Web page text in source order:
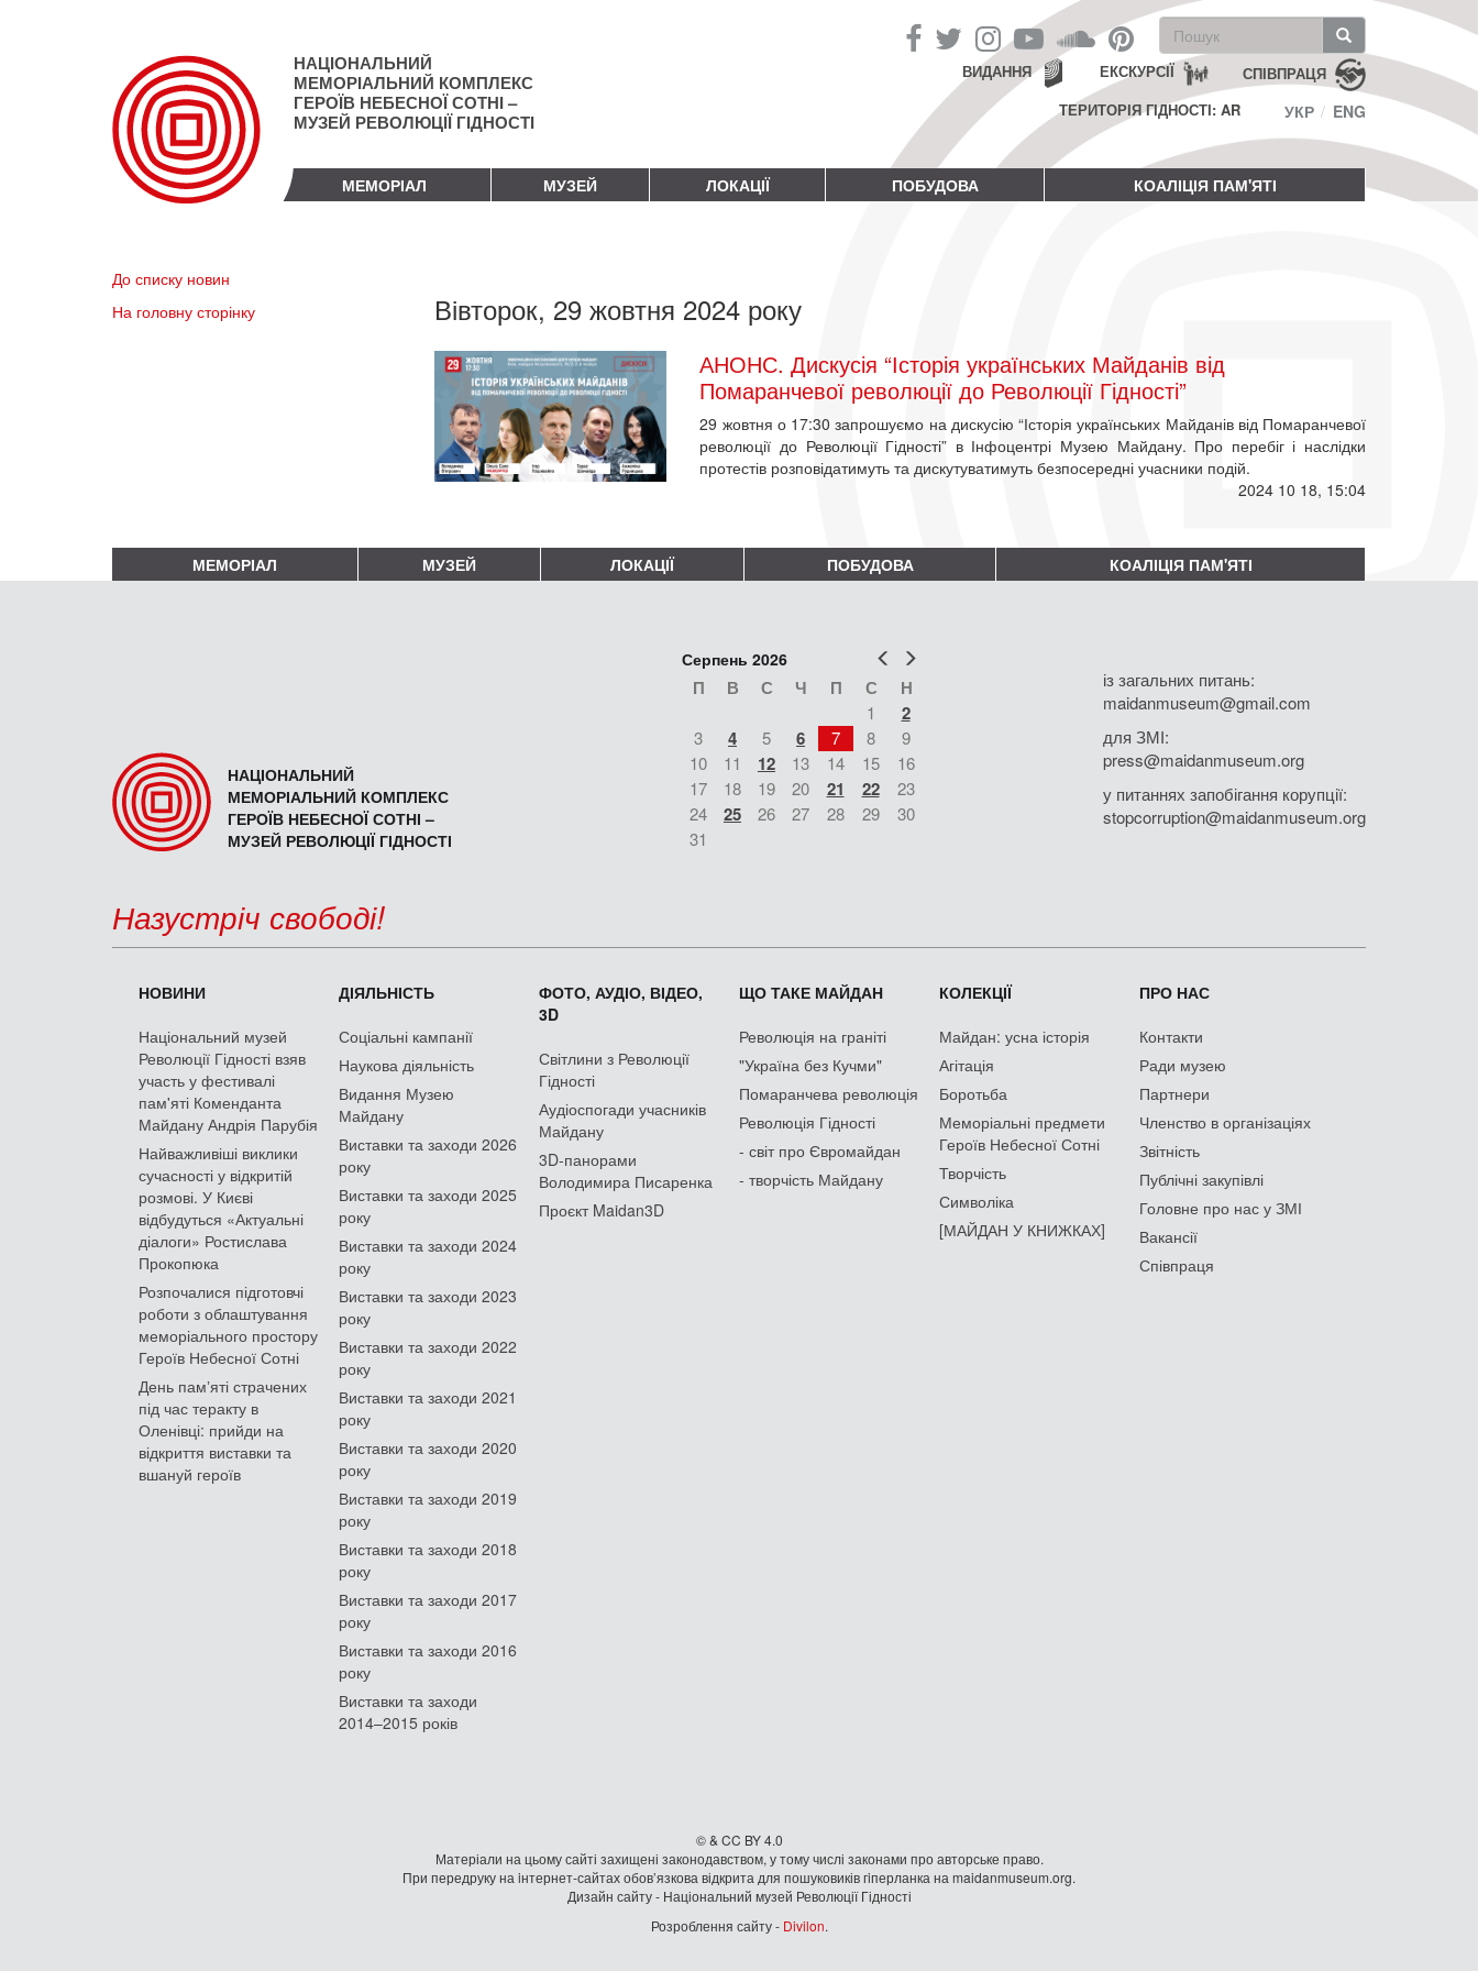
НАЦІОНАЛЬНИЙ
МЕМОРІАЛЬНИЙ КОМПЛЕКС
ГЕРОЇВ НЕБЕСНОЇ СОТНІ –
МУЗЕЙ РЕВОЛЮЦІЇ ГІДНОСТІ
Пошукова
форма
Пошук СПІВПРАЦЯ
ЕКСКУРСІЇ
ВИДАННЯ
ТЕРИТОРІЯ ГІДНОСТІ: AR
УКР ENG
МЕМОРІАЛ МУЗЕЙ ЛОКАЦІЇ ПОБУДОВА КОАЛІЦІЯ ПАМ'ЯТІ
До списку новин
На головну сторінку
Вівторок, 29 жовтня 2024 року
АНОНС. Дискусія “Історія українських Майданів від
Помаранчевої революції до Революції Гідності”
29 жовтня о 17:30 запрошуємо на дискусію “Історія українських Майданів від Помаранчевої
революції до Революції Гідності” в Інфоцентрі Музею Майдану. Про перебіг і наслідки
протестів розповідатимуть та дискутуватимуть безпосередні учасники подій.
2024 10 18, 15:04
МЕМОРІАЛ МУЗЕЙ ЛОКАЦІЇ ПОБУДОВА КОАЛІЦІЯ ПАМ'ЯТІ
НАЦІОНАЛЬНИЙ
МЕМОРІАЛЬНИЙ КОМПЛЕКС
ГЕРОЇВ НЕБЕСНОЇ СОТНІ –
МУЗЕЙ РЕВОЛЮЦІЇ ГІДНОСТІ
Попер
Серпень 2026
П В С Ч П С Н
1 2
3 4 5 6 7 8
9
10
11 12 13 14 15
16
17
18 19 20 21 22
23
24
25 26 27 28 29
30
31
із загальних питань:
maidanmuseum@gmail.com
для ЗМІ:
press@maidanmuseum.org
у питаннях запобігання корупції:
stopcorruption@maidanmuseum.org
Назустріч свободі!
НОВИНИ
Національний музей
Революції Гідності взяв
участь у фестивалі
пам'яті Коменданта
Майдану Андрія Парубія
Найважливіші виклики
сучасності у відкритій
розмові. У Києві
відбудуться «Актуальні
діалоги» Ростислава
Прокопюка
Розпочалися підготовчі
роботи з облаштування
меморіального простору
Героїв Небесної Сотні
День памʼяті страчених
під час теракту в
Оленівці: прийди на
відкриття виставки та
вшануй героїв
ДІЯЛЬНІСТЬ
Соціальні кампанії
Наукова діяльність
Видання Музею
Майдану
Виставки та заходи 2026
року
Виставки та заходи 2025
року
Виставки та заходи 2024
року
Виставки та заходи 2023
року
Виставки та заходи 2022
року
Виставки та заходи 2021
року
Виставки та заходи 2020
року
Виставки та заходи 2019
року
Виставки та заходи 2018
року
Виставки та заходи 2017
року
Виставки та заходи 2016
року
Виставки та заходи
2014–2015 років
ФОТО, АУДІО, ВІДЕО,
3D
Світлини з Революції
Гідності
Аудіоспогади учасників
Майдану
3D-панорами
Володимира Писаренка
Проєкт Maidan3D
ЩО ТАКЕ МАЙДАН
Революція на граніті
"Україна без Кучми"
Помаранчева революція
Революція Гідності
- світ про Євромайдан
- творчість Майдану
КОЛЕКЦІЇ
Майдан: усна історія
Агітація
Боротьба
Меморіальні предмети
Героїв Небесної Сотні
Творчість
Символіка
[МАЙДАН У КНИЖКАХ]
ПРО НАС
Контакти
Ради музею
Партнери
Членство в організаціях
Звітність
Публічні закупівлі
Головне про нас у ЗМІ
Вакансії
Співпраця
© & CC BY 4.0
Матеріали на цьому сайті захищені законодавством, у тому числі законами про авторське право.
При передруку на iнтернет-сайтах обов’язкова відкрита для пошуковиків гiперланка на maidanmuseum.org.
Дизайн сайту - Національний музей Революції Гідності
Розроблення сайту - Divilon.